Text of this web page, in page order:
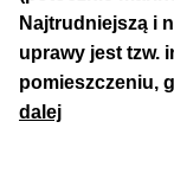
Najtrudniejszą i
uprawy jest tzw.
pomieszczeniu,
dalejUrządzenie